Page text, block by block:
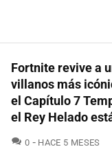
Fortnite revive a
villanos más
el Capítulo 7
el Rey Helado
0 COMENTARIOS
HACE 5 MESES